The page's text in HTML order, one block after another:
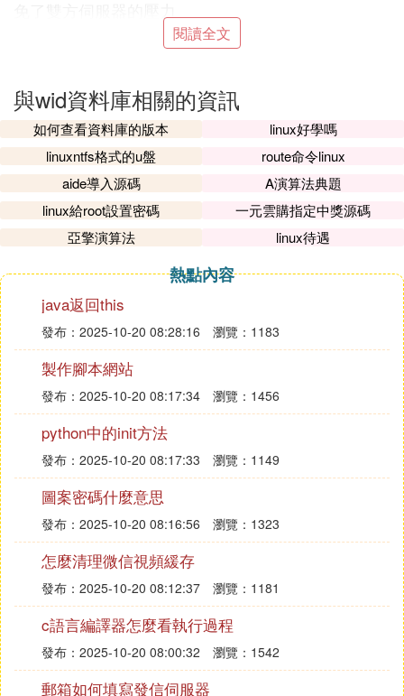
B. MySQL資料庫如何鎖定和解鎖資料庫表
第一步，創建資料庫表writer和查看錶結構，利用SQ
L語句：
create table writer(
wid int(10),
wno int(10),
wname varchar(20),
wsex varchar(2),
wage int(2)
第二步，向資料庫表writer插入五條數據，插入後查
第三步，利用鎖定語句鎖定資料庫表writer，利用SQ
L語句：
lock table writer read;
讓資料庫表只讀不能進行寫
第四步，為了驗證鎖定效果，可以查看資料庫表數
據，利用SQL語句：
select * from writer;
第五步，利用update語句對id=5進行更新，SQL語句
為：
update writer set wname = '胡思思' where id = 5;
第六步，利用unlock進行解鎖，SQL語句為：
unlock tables;
閱讀全文
與wid資料庫相關的資訊
如何查看資料庫的版本
linux好學嗎
linuxntfs格式的u盤
route命令linux
aide導入源碼
A演算法典題
linux給root設置密碼
一元雲購指定中獎源碼
亞擎演算法
linux待遇
熱點內容
java返回this
發布：2025-10-20 08:28:16 瀏覽：1183
製作腳本網站
發布：2025-10-20 08:17:34 瀏覽：1456
python中的init方法
發布：2025-10-20 08:17:33 瀏覽：1149
圖案密碼什麼意思
發布：2025-10-20 08:16:56 瀏覽：1323
怎麼清理微信視頻緩存
發布：2025-10-20 08:12:37 瀏覽：1181
c語言編譯器怎麼看執行過程
發布：2025-10-20 08:00:32 瀏覽：1542
郵箱如何填寫發信伺服器